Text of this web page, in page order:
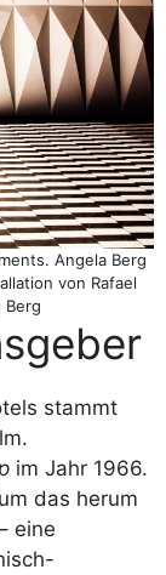
Angela Berg
von Rafael
Berg
stammt
im Jahr 1966.
das herum
eine